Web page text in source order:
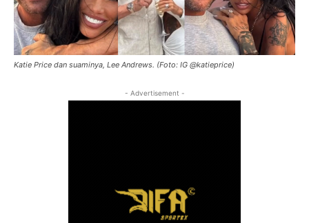
Katie Price dan suaminya, Lee Andrews. (Foto: IG @katieprice)
- Advertisement -